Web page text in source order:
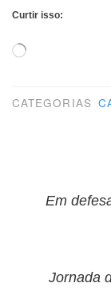
Curtir isso:
Carregando...
CATEGORIAS
Em
Jornada